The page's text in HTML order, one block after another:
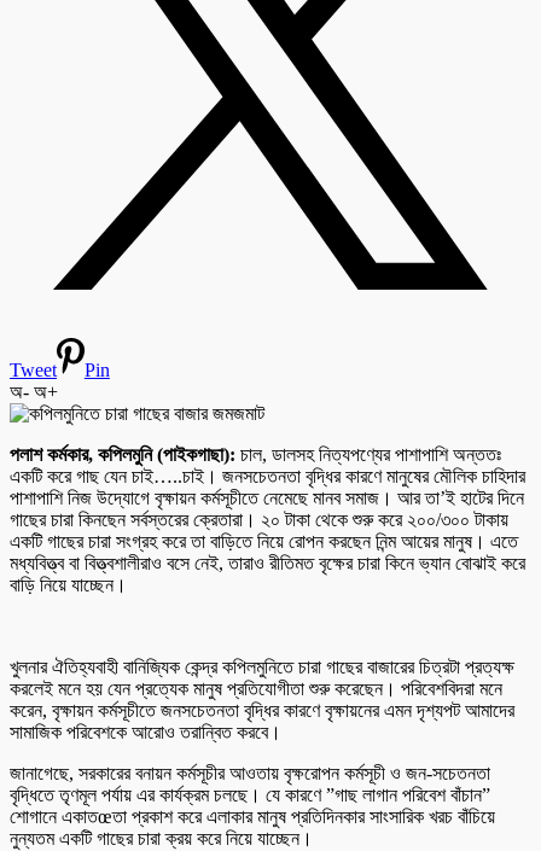
Tweet
Pin
অ- অ+
পলাশ কর্মকার, কপিলমুনি (পাইকগাছা): চাল, ডালসহ নিত্যপণ্যের পাশাপাশি অন্ততঃ
একটি করে গাছ যেন চাই…..চাই। জনসচেতনতা বৃদ্ধির কারণে মানুষের মৌলিক চাহিদার
পাশাপাশি নিজ উদ্যোগে বৃক্ষায়ন কর্মসূচীতে নেমেছে মানব সমাজ। আর তা’ই হাটের দিনে
গাছের চারা কিনছেন সর্বস্তরের ক্রেতারা। ২০ টাকা থেকে শুরু করে ২০০/৩০০ টাকায়
একটি গাছের চারা সংগ্রহ করে তা বাড়িতে নিয়ে রোপন করছেন নিন্ম আয়ের মানুষ। এতে
মধ্যবিত্ত্ব বা বিত্ত্বশালীরাও বসে নেই, তারাও রীতিমত বৃক্ষের চারা কিনে ভ্যান বোঝাই করে
বাড়ি নিয়ে যাচ্ছেন।
খুলনার ঐতিহ্যবাহী বানিজ্যিক কেন্দ্র কপিলমুনিতে চারা গাছের বাজারের চিত্রটা প্রত্যক্ষ
করলেই মনে হয় যেন প্রত্যেক মানুষ প্রতিযোগীতা শুরু করেছেন। পরিবেশবিদরা মনে
করেন, বৃক্ষায়ন কর্মসূচীতে জনসচেতনতা বৃদ্ধির কারণে বৃক্ষায়নের এমন দৃশ্যপট আমাদের
সামাজিক পরিবেশকে আরোও তরান্বিত করবে।
জানাগেছে, সরকারের বনায়ন কর্মসূচীর আওতায় বৃক্ষরোপন কর্মসূচী ও জন-সচেতনতা
বৃদ্ধিতে তৃণমূল পর্যায় এর কার্যক্রম চলছে। যে কারণে ”গাছ লাগান পরিবেশ বাঁচান”
শোগানে একাতœতা প্রকাশ করে এলাকার মানুষ প্রতিদিনকার সাংসারিক খরচ বাঁচিয়ে
নুন্যতম একটি গাছের চারা ক্রয় করে নিয়ে যাচ্ছেন।